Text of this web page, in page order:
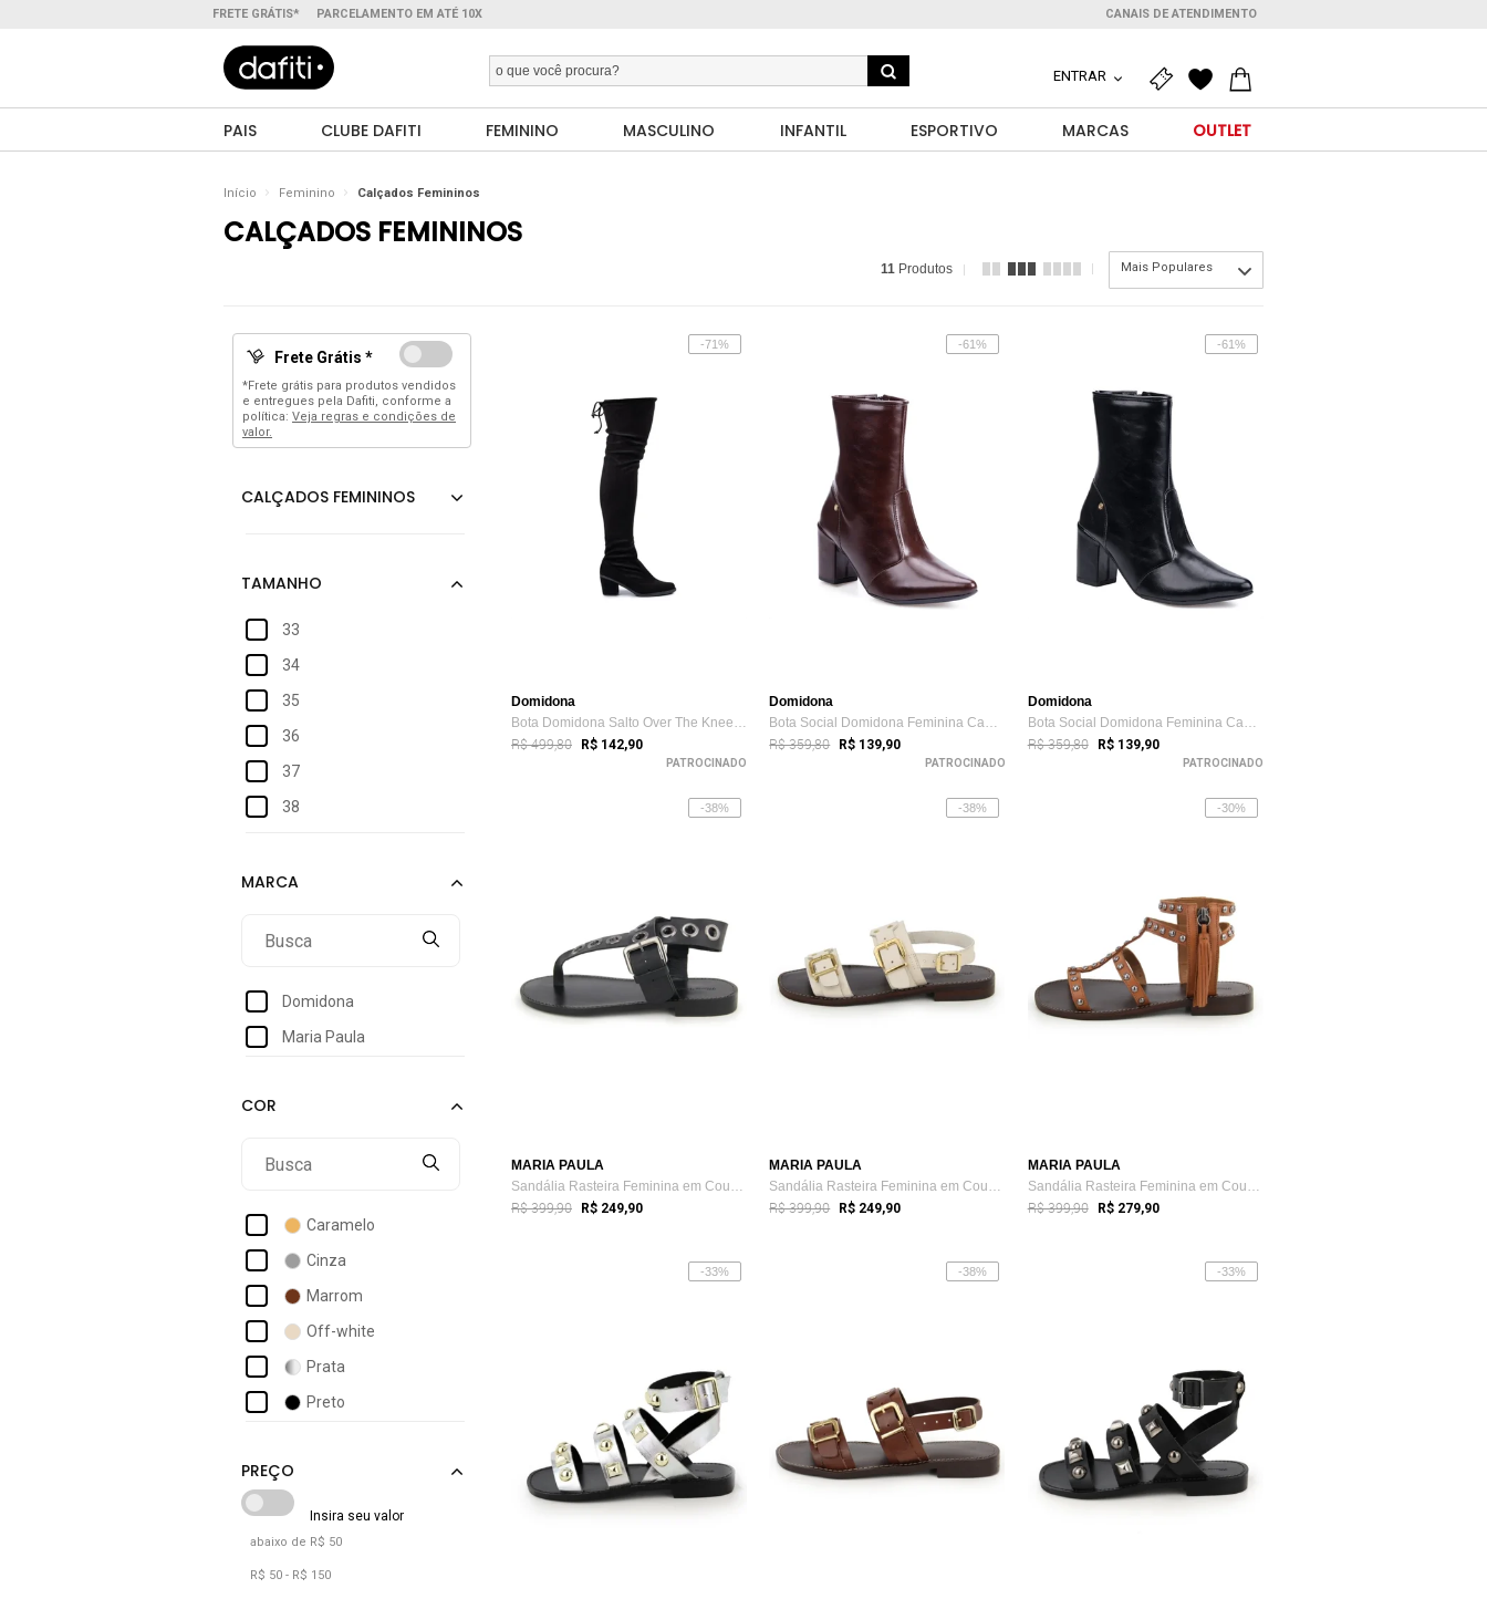
FRETE GRÁTIS* PARCELAMENTO EM ATÉ 10X CANAIS DE ATENDIMENTO
ENTRAR
PAIS CLUBE DAFITI FEMININO MASCULINO INFANTIL ESPORTIVO MARCAS OUTLET
Início Feminino Calçados Femininos
CALÇADOS FEMININOS
11 Produtos Mais Populares
Frete Grátis *
*Frete grátis para produtos vendidos
e entregues pela Dafiti, conforme a
política: Veja regras e condições de
valor.
33
34
35
36
37
38
40
Domidona
Maria Paula
Caramelo
Cinza
Marrom
Off-white
Prata
Preto
abaixo de R$ 50
R$ 50 - R$ 150
-71%
Domidona
Bota Domidona Salto Over The Knee Acima ...
R$ 499,80 R$ 142,90
PATROCINADO
-61%
Domidona
Bota Social Domidona Feminina Cano Curto...
R$ 359,80 R$ 139,90
PATROCINADO
-61%
Domidona
Bota Social Domidona Feminina Cano Curto...
R$ 359,80 R$ 139,90
PATROCINADO
-38%
MARIA PAULA
Sandália Rasteira Feminina em Couro Ilhó...
R$ 399,90 R$ 249,90
-38%
MARIA PAULA
Sandália Rasteira Feminina em Couro Five...
R$ 399,90 R$ 249,90
-30%
MARIA PAULA
Sandália Rasteira Feminina em Couro Tach...
R$ 399,90 R$ 279,90
-33% -38% -33%